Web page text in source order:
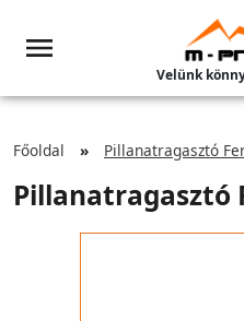
Velünk
Főoldal Pillanatragasztó
Pillanatragasztó